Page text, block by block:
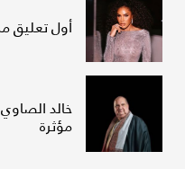
أول تعليق
خالد
مؤثرة